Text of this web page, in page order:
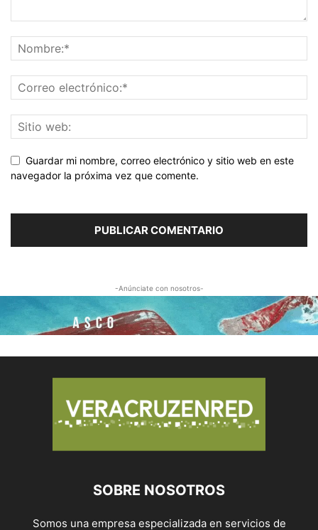
Guardar mi nombre, correo electrónico y sitio web en este
navegador la próxima vez que comente.
-Anúnciate con nosotros-
SOBRE NOSOTROS
Somos una empresa especializada en servicios de